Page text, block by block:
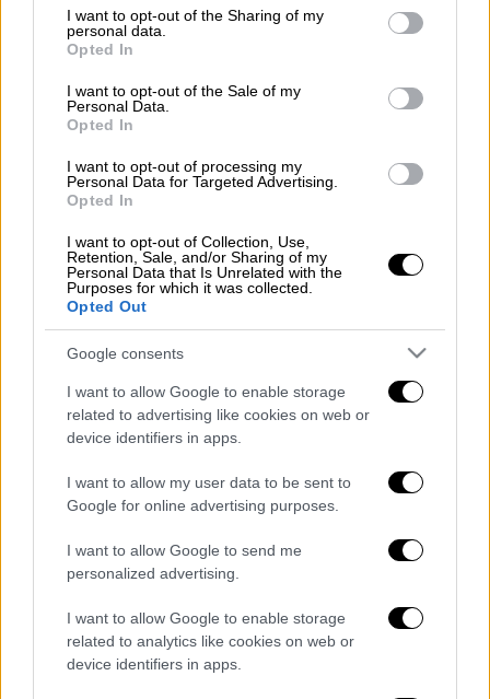
not limited to your visit or usage behaviour. You may click to
grant or deny consent to Google and its third-party tags to
use your data for below specified purposes in below Google
consent section.
I want to opt-out of the Sharing of my
personal data.
Opted In
I want to opt-out of the Sale of my
Personal Data.
Opted In
I want to opt-out of processing my
Personal Data for Targeted Advertising.
Opted In
I want to opt-out of Collection, Use,
Retention, Sale, and/or Sharing of my
Personal Data that Is Unrelated with the
Purposes for which it was collected.
Opted Out
Google consents
I want to allow Google to enable storage
related to advertising like cookies on web or
device identifiers in apps.
I want to allow my user data to be sent to
Google for online advertising purposes.
I want to allow Google to send me
personalized advertising.
I want to allow Google to enable storage
related to analytics like cookies on web or
device identifiers in apps.
Παγκρατίου ιερομάρτυρος επισκόπου
Ταυρομενίου.
Τα ονόματα που γιορτάζουν
Τα ονόματα που γιορτάζουν σήμερα είναι τα
εξής: Παγκράτιος, Παγκρατία.
Τα σχολιά σας δημοσιεύονται άμεσα με δική σας ευθύνη. Το
ΕΘΝΟΣ θα παρεμβαίνει και τα προσβλητικά σχόλια θα
διαγράφονται
καταχώρηση
Διαβάστε ακόμη
Από το Μίσιγκαν στον Λευκό Οίκο: Τι
σημαίνει η νίκη του Αμπντούλ Ελ-Σαγέντ
για τους Δημοκρατικούς